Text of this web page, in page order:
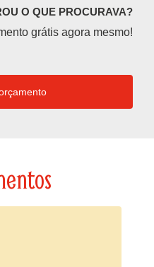
O QUE PROCURAVA?
grátis agora mesmo!